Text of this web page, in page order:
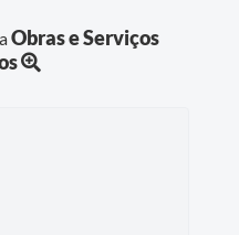
Obras e Serviços